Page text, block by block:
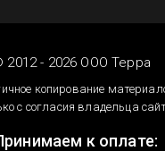
2012 - 2026 ООО Терра
копирование
с согласия владельца
к оплате: